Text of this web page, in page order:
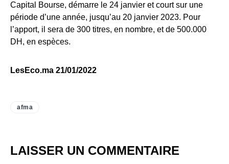
Capital Bourse, démarre le 24 janvier et court sur une
période d’une année, jusqu’au 20 janvier 2023. Pour
l’apport, il sera de 300 titres, en nombre, et de 500.000
DH, en espèces.
LesEco.ma 21/01/2022
afma
LAISSER UN COMMENTAIRE